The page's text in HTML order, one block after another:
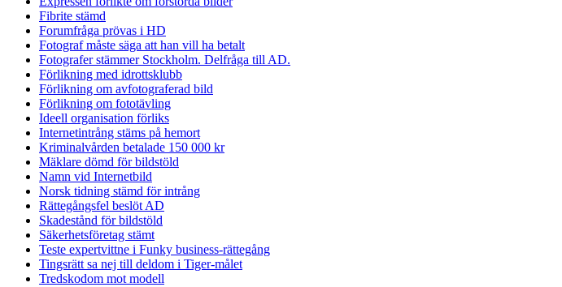
Fibrite stämd
Forumfråga prövas i HD
Fotograf måste säga att han vill ha betalt
Fotografer stämmer Stockholm. Delfråga till AD.
Förlikning med idrottsklubb
Förlikning om avfotograferad bild
Förlikning om fototävling
Ideell organisation förliks
Internetintrång stäms på hemort
Kriminalvården betalade 150 000 kr
Mäklare dömd för bildstöld
Namn vid Internetbild
Norsk tidning stämd för intrång
Rättegångsfel beslöt AD
Skadestånd för bildstöld
Säkerhetsföretag stämt
Teste expertvittne i Funky business-rättegång
Tingsrätt sa nej till deldom i Tiger-målet
Tredskodom mot modell